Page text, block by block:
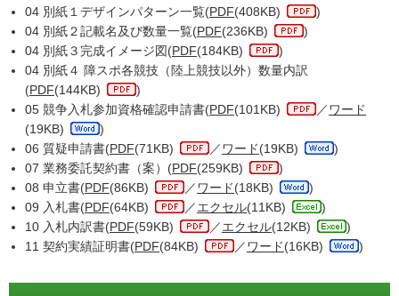
04 別紙１デザインパターン一覧(PDF(408KB)
)
04 別紙２記載名及び数量一覧(PDF(236KB)
)
04 別紙３完成イメージ図(PDF(184KB)
)
04 別紙４ 障スポ各競技（陸上競技以外）数量内訳
(PDF(144KB)
)
05 競争入札参加資格確認申請書(PDF(101KB) ／ ワード
(19KB)
)
06 質疑申請書(PDF(71KB) ／ ワード(19KB)
)
07 業務委託契約書（案）(PDF(259KB)
)
08 申立書(PDF(86KB) ／ ワード(18KB)
)
09 入札書(PDF(64KB) ／エクセル(11KB)
)
10 入札内訳書(PDF(59KB) ／エクセル(12KB)
)
11 契約実績証明書(PDF(84KB) ／ ワード(16KB) )